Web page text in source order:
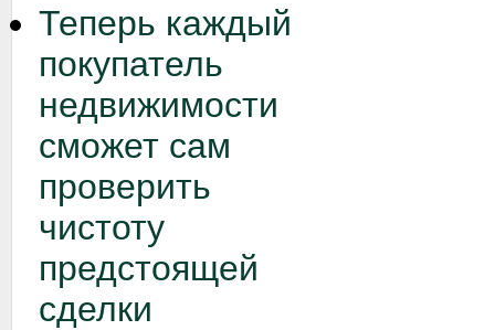
Теперь каждый
покупатель
недвижимости
сможет сам
проверить
чистоту
предстоящей
сделки